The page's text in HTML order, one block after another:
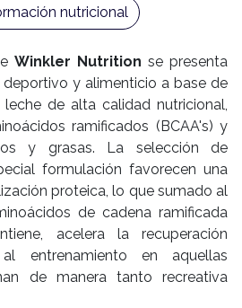
Winkler Nutrition se presenta
y alimenticio a base de
de alta calidad nutricional,
ramificados (BCAA's) y
y grasas. La selección de
formulación favorecen una
proteica, lo que sumado al
de cadena ramificada
acelera la recuperación
entrenamiento en aquellas
de manera tanto recreativa
nutricional